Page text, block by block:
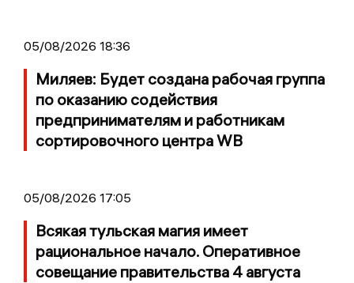
05/08/2026 18:36
Миляев: Будет создана рабочая группа
по оказанию содействия
предпринимателям и работникам
сортировочного центра WB
05/08/2026 17:05
Всякая тульская магия имеет
рациональное начало. Оперативное
совещание правительства 4 августа